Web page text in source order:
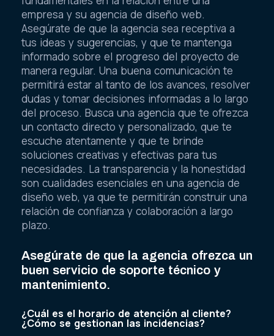
empresa y su agencia de diseño web.
Asegúrate de que la agencia sea receptiva a
tus ideas y sugerencias, y que te mantenga
informado sobre el progreso del proyecto de
manera regular. Una buena comunicación te
permitirá estar al tanto de los avances, resolver
dudas y tomar decisiones informadas a lo largo
del proceso. Busca una agencia que te ofrezca
un contacto directo y personalizado, que te
escuche atentamente y que te brinde
soluciones creativas y efectivas para tus
necesidades. La transparencia y la honestidad
son cualidades esenciales en una agencia de
diseño web, ya que te permitirán construir una
relación de confianza y colaboración a largo
plazo.
Asegúrate de que la agencia ofrezca un
buen servicio de soporte técnico y
mantenimiento.
¿Cuál es el horario de atención al cliente?
¿Cómo se gestionan las incidencias?